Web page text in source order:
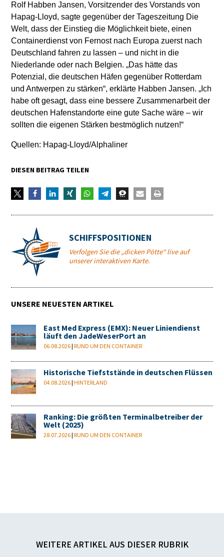
Rolf Habben Jansen, Vorsitzender des Vorstands von
Hapag-Lloyd, sagte gegenüber der Tageszeitung Die
Welt, dass der Einstieg die Möglichkeit biete, einen
Containerdienst von Fernost nach Europa zuerst nach
Deutschland fahren zu lassen – und nicht in die
Niederlande oder nach Belgien. „Das hätte das
Potenzial, die deutschen Häfen gegenüber Rotterdam
und Antwerpen zu stärken“, erklärte Habben Jansen. „Ich
habe oft gesagt, dass eine bessere Zusammenarbeit der
deutschen Hafenstandorte eine gute Sache wäre – wir
sollten die eigenen Stärken bestmöglich nutzen!“
Quellen: Hapag-Lloyd/Alphaliner
DIESEN BEITRAG TEILEN
SCHIFFSPOSITIONEN
Verfolgen Sie die „dicken Pötte“ live auf
unserer interaktiven Karte.
UNSERE NEUESTEN ARTIKEL
East Med Express (EMX): Neuer Liniendienst
läuft den JadeWeserPort an
06.08.2026 |RUND UM DEN CONTAINER
Historische Tiefststände in deutschen Flüssen
04.08.2026 |HINTERLAND
Ranking: Die größten Terminalbetreiber der
Welt (2025)
28.07.2026 |RUND UM DEN CONTAINER
WEITERE ARTIKEL AUS DIESER RUBRIK